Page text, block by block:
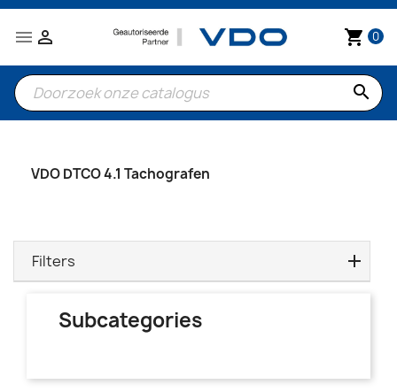
 shopping_cart 0

search
VDO DTCO 4.1 Tachografen
Filters
Subcategories